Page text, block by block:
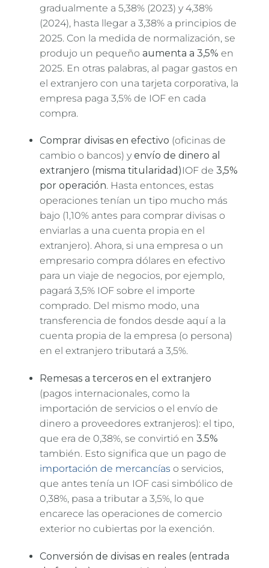
gradualmente a 5,38% (2023) y 4,38%
(2024), hasta llegar a 3,38% a principios de
2025. Con la medida de normalización, se
produjo un pequeño aumenta a 3,5% en
2025. En otras palabras, al pagar gastos en
el extranjero con una tarjeta corporativa, la
empresa paga 3,5% de IOF en cada
compra.
Comprar divisas en efectivo (oficinas de
cambio o bancos) y envío de dinero al
extranjero (misma titularidad) IOF de 3,5%
por operación. Hasta entonces, estas
operaciones tenían un tipo mucho más
bajo (1,10% antes para comprar divisas o
enviarlas a una cuenta propia en el
extranjero). Ahora, si una empresa o un
empresario compra dólares en efectivo
para un viaje de negocios, por ejemplo,
pagará 3,5% IOF sobre el importe
comprado. Del mismo modo, una
transferencia de fondos desde aquí a la
cuenta propia de la empresa (o persona)
en el extranjero tributará a 3,5%.
Remesas a terceros en el extranjero
(pagos internacionales, como la
importación de servicios o el envío de
dinero a proveedores extranjeros): el tipo,
que era de 0,38%, se convirtió en 3.5%
también. Esto significa que un pago de
importación de mercancías o servicios,
que antes tenía un IOF casi simbólico de
0,38%, pasa a tributar a 3,5%, lo que
encarece las operaciones de comercio
exterior no cubiertas por la exención.
Conversión de divisas en reales (entrada